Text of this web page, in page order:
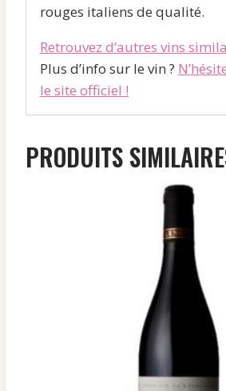
rouges italiens de qualité.
Retrouvez d’autres vins
Plus d’info sur le vin ?
le site officiel !
PRODUITS